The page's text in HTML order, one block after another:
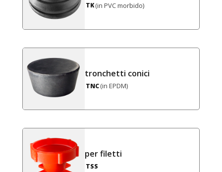
TK (in PVC morbido)
tronchetti conici
TNC (in EPDM)
per filetti
TSS